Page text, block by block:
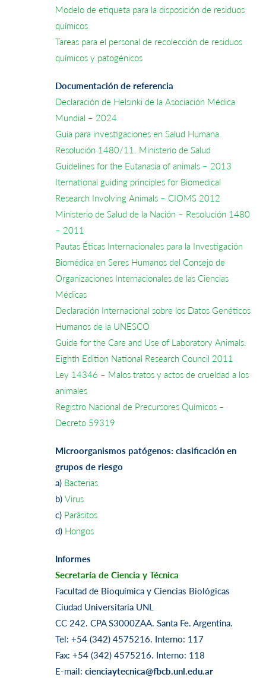
Modelo de etiqueta para la disposición de residuos
químicos
Tareas para el personal de recolección de residuos
químicos y patogénicos
Documentación de referencia
Declaración de Helsinki de la Asociación Médica
Mundial – 2024
Guía para investigaciones en Salud Humana.
Resolución 1480/11. Ministerio de Salud
Guidelines for the Eutanasia of animals – 2013
Iternational guiding principles for Biomedical
Research Involving Animals – CIOMS 2012
Ministerio de Salud de la Nación – Resolución 1480
– 2011
Pautas Éticas Internacionales para la Investigación
Biomédica en Seres Humanos del Consejo de
Organizaciones Internacionales de las Ciencias
Médicas
Declaración Internacional sobre los Datos Genéticos
Humanos de la UNESCO
Guide for the Care and Use of Laboratory Animals:
Eighth Edition National Research Council 2011
Ley 14346 – Malos tratos y actos de crueldad a los
animales
Registro Nacional de Precursores Químicos –
Decreto 59319
Microorganismos patógenos: clasificación en
grupos de riesgo
a) Bacterias
b) Virus
c) Parásitos
d) Hongos
Informes
Secretaría de Ciencia y Técnica
Facultad de Bioquímica y Ciencias Biológicas
Ciudad Universitaria UNL
CC 242. CPA S3000ZAA. Santa Fe. Argentina.
Tel: +54 (342) 4575216. Interno: 117
Fax: +54 (342) 4575216. Interno: 118
E-mail: cienciaytecnica@fbcb.unl.edu.ar